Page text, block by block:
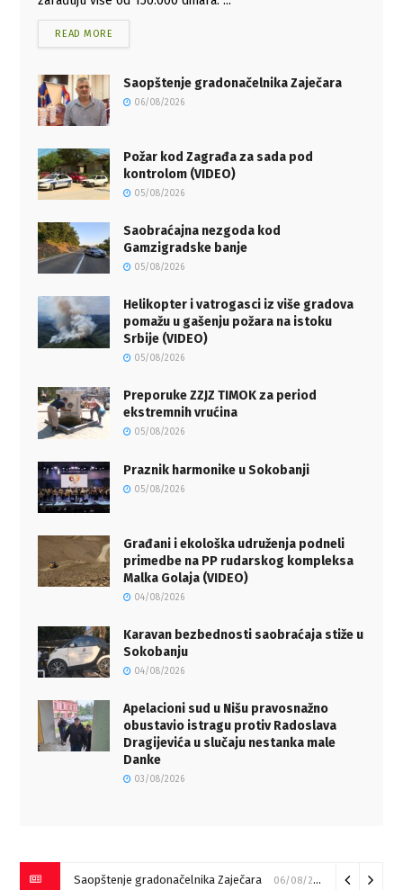
READ MORE
Saopštenje gradonačelnika Zaječara
06/08/2026
Požar kod Zagrađa za sada pod
kontrolom (VIDEO)
05/08/2026
Saobraćajna nezgoda kod
Gamzigradske banje
05/08/2026
Helikopter i vatrogasci iz više gradova
pomažu u gašenju požara na istoku
Srbije (VIDEO)
05/08/2026
Preporuke ZZJZ TIMOK za period
ekstremnih vrućina
05/08/2026
Praznik harmonike u Sokobanji
05/08/2026
Građani i ekološka udruženja podneli
primedbe na PP rudarskog kompleksa
Malka Golaja (VIDEO)
04/08/2026
Karavan bezbednosti saobraćaja stiže u
Sokobanju
04/08/2026
Apelacioni sud u Nišu pravosnažno
obustavio istragu protiv Radoslava
Dragijevića u slučaju nestanka male
Danke
03/08/2026
Saopštenje gradonačelnika Zaječara 06/08/2026